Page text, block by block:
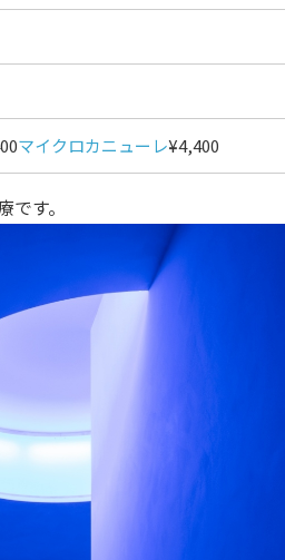
マイクロカニューレ¥4,400
す。